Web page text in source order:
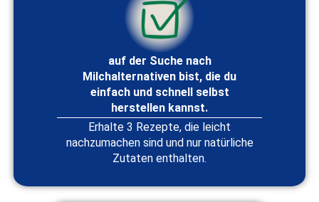
auf der Suche nach
Milchalternativen bist, die du
einfach und schnell selbst
herstellen kannst.
Erhalte 3 Rezepte, die leicht
nachzumachen sind und nur natürliche
Zutaten enthalten.